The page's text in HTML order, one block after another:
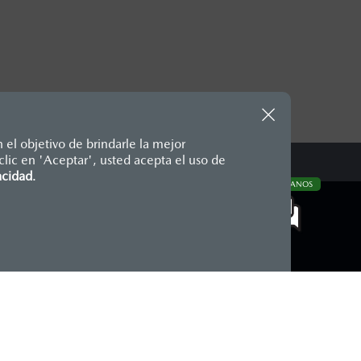
el objetivo de brindarle la mejor
en 'Aceptar', usted acepta el uso de
. CONTÁCTANOS
en moneda de los Estados
y los precios de sus